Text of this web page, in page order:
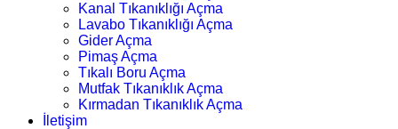
Kanal Tıkanıklığı Açma
Lavabo Tıkanıklığı Açma
Gider Açma
Pimaş Açma
Tıkalı Boru Açma
Mutfak Tıkanıklık Açma
Kırmadan Tıkanıklık Açma
İletişim